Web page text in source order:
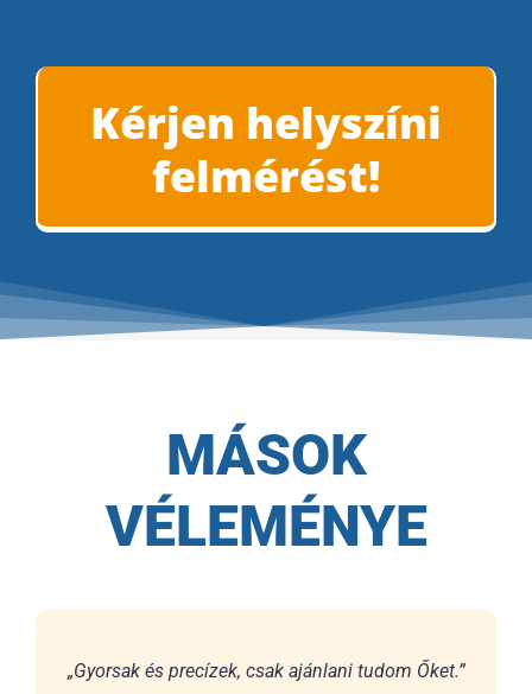
Kérjen helyszíni
felmérést!
MÁSOK
VÉLEMÉNYE
„Gyorsak és precízek, csak ajánlani tudom Őket.”